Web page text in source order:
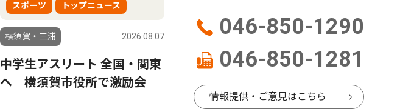
スポーツ トップニュース
横須賀・三浦 2026.08.07
中学生アスリート 全国・関東
へ 横須賀市役所で激励会
横須賀・三浦 2026.08.07
ビーチに響く魂の叫び 三崎
海岸でゴスペルライブ
ぶ 小学
046-850-1290
046-850-1281
情報提供・ご意見はこちら